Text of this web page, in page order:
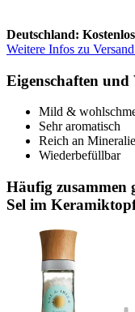
Deutschland:
Weitere Infos zu
Eigenschaften und
Mild &
Sehr aromatisch
Reich an
Wiederbefüllbar
Häufig zusammen
Sel im